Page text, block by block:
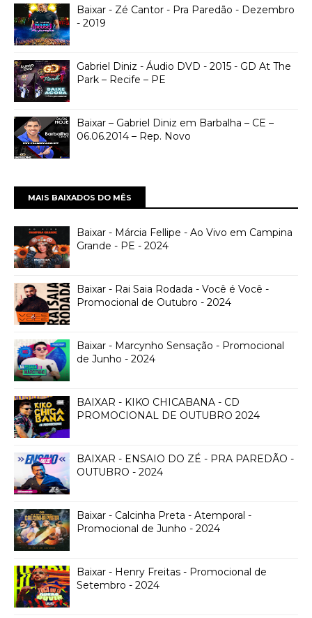
Baixar - Zé Cantor - Pra Paredão - Dezembro
- 2019
Gabriel Diniz - Áudio DVD - 2015 - GD At The
Park – Recife – PE
Baixar – Gabriel Diniz em Barbalha – CE –
06.06.2014 – Rep. Novo
MAIS BAIXADOS DO MÊS
Baixar - Márcia Fellipe - Ao Vivo em Campina
Grande - PE - 2024
Baixar - Rai Saia Rodada - Você é Você -
Promocional de Outubro - 2024
Baixar - Marcynho Sensação - Promocional
de Junho - 2024
BAIXAR - KIKO CHICABANA - CD
PROMOCIONAL DE OUTUBRO 2024
BAIXAR - ENSAIO DO ZÉ - PRA PAREDÃO -
OUTUBRO - 2024
Baixar - Calcinha Preta - Atemporal -
Promocional de Junho - 2024
Baixar - Henry Freitas - Promocional de
Setembro - 2024